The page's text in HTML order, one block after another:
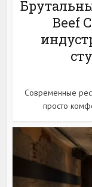
Beef
Современные
просто